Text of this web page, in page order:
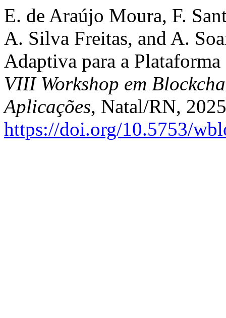
E. de Araújo Moura, F.
A. Silva Freitas, and A.
Adaptiva para a
VIII Workshop em
Aplicações, Natal/RN,
https://doi.org/10.5753/